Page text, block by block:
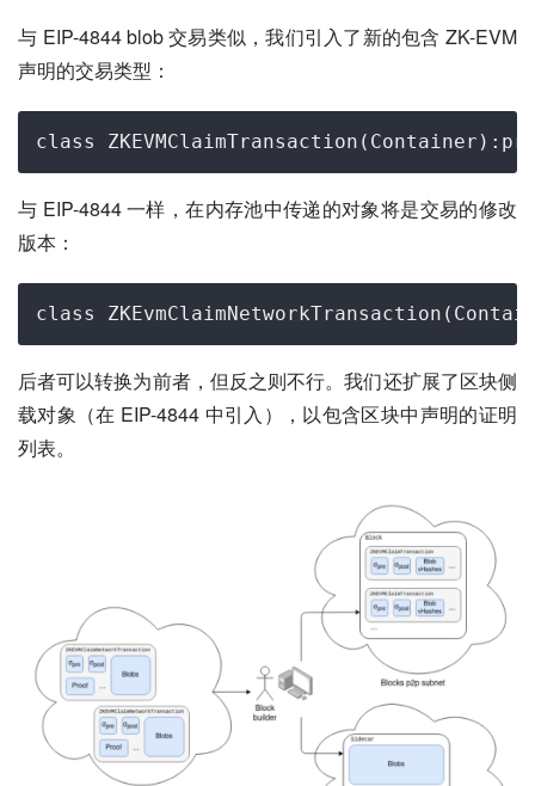
与 EIP-4844 blob 交易类似，我们引入了新的包含 ZK-EVM
声明的交易类型：
与 EIP-4844 一样，在内存池中传递的对象将是交易的修改
版本：
后者可以转换为前者，但反之则不行。我们还扩展了区块侧
载对象（在 EIP-4844 中引入），以包含区块中声明的证明
列表。